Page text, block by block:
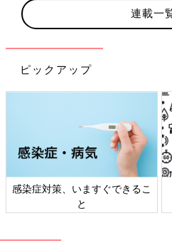
連載一
ピックアップ
感染症対策、いますぐできるこ
と